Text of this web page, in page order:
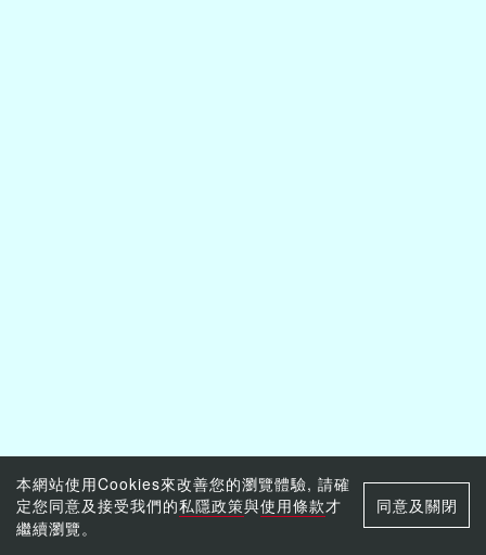
本網站使用Cookies來改善您的瀏覽體驗, 請確
定您同意及接受我們的私隱政策與使用條款才
繼續瀏覽。
同意及關閉